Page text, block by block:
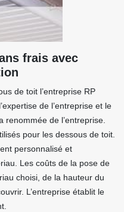
frais avec
de toit l’entreprise RP
de l’entreprise et le
de l’entreprise.
pour les dessous de toit.
personnalisé et
Les coûts de la pose de
choisi, de la hauteur du
L’entreprise établit le